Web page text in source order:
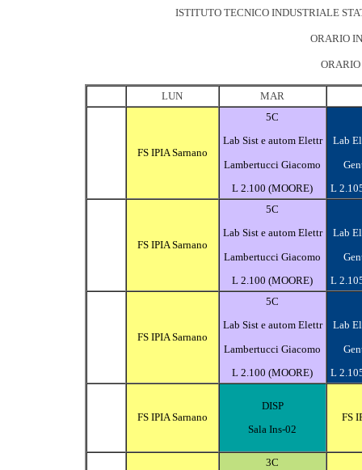
ISTITUTO TECNICO INDUSTRIALE
ORARIO
LUN MAR
FS IPIA Sarnano
5C
Lab Sist e autom Elettr
Lambertucci Giacomo
L 2.100 (MOORE)
Lab
L
FS IPIA Sarnano
5C
Lab Sist e autom Elettr
Lambertucci Giacomo
L 2.100 (MOORE)
Lab
L
FS IPIA Sarnano
5C
Lab Sist e autom Elettr
Lambertucci Giacomo
L 2.100 (MOORE)
Lab
L
FS IPIA Sarnano
DISP
Sala Ins-02
FS
3C